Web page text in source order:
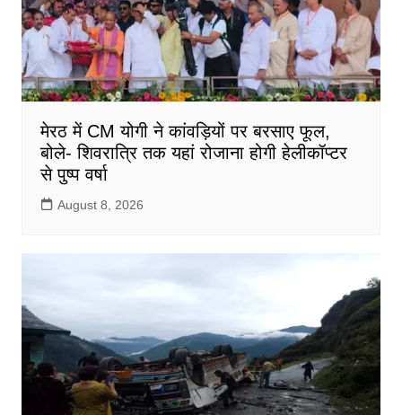
मेरठ में CM योगी ने कांवड़ियों पर बरसाए फूल,
बोले- शिवरात्रि तक यहां रोजाना होगी हेलीकॉप्टर
से पुष्प वर्षा
August 8, 2026